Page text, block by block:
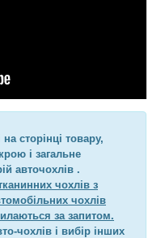
сторінці товару,
і загальне
авточохлів .
чохлів з
чохлів
за запитом.
чохлів і вибір інших